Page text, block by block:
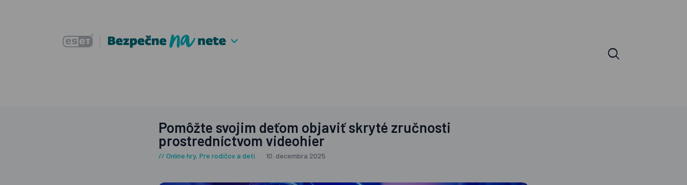
Pomôžte svojim deťom objaviť skryté zručnosti
prostredníctvom videohier
Online hry,Pre rodičov a deti 10. decembra 2025